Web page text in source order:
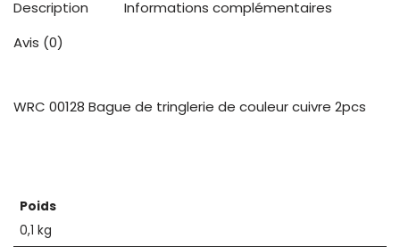
Description
Informations complémentaires
Avis (0)
WRC 00128 Bague de tringlerie de couleur cuivre 2pcs
Poids
0,1 kg